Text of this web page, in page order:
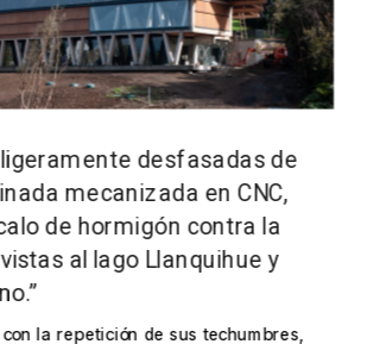
desfasadas de
mecanizada en CNC,
de hormigón contra la
al lago Llanquihue y
la repetición de sus techumbres,